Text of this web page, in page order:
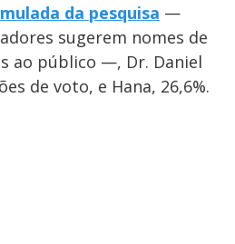
da pesquisa —
sugerem nomes de
ao público —, Dr. Daniel
de voto, e Hana, 26,6%.